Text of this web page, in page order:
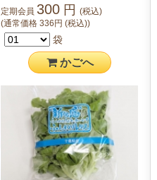
定期会員 300 円 (税込)
(通常価格 336円 (税込))
袋
かごへ